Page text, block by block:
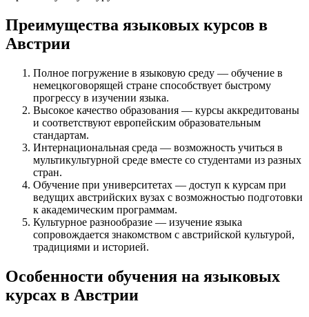
Преимущества языковых курсов в
Австрии
Полное погружение в языковую среду — обучение в
немецкоговорящей стране способствует быстрому
прогрессу в изучении языка.
Высокое качество образования — курсы аккредитованы
и соответствуют европейским образовательным
стандартам.
Интернациональная среда — возможность учиться в
мультикультурной среде вместе со студентами из разных
стран.
Обучение при университетах — доступ к курсам при
ведущих австрийских вузах с возможностью подготовки
к академическим программам.
Культурное разнообразие — изучение языка
сопровождается знакомством с австрийской культурой,
традициями и историей.
Особенности обучения на языковых
курсах в Австрии